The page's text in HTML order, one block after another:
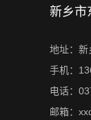
新乡市
地址：新
手机：
电话：
邮箱：